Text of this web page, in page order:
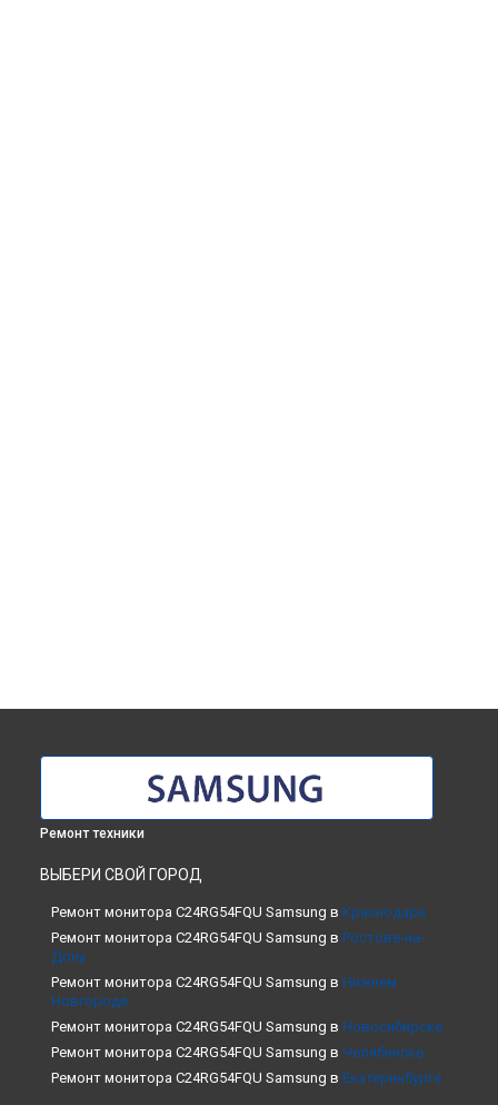
Ремонт техники
ВЫБЕРИ СВОЙ ГОРОД
Ремонт монитора C24RG54FQU Samsung в Краснодаре
Ремонт монитора C24RG54FQU Samsung в Ростове-на-
Дону
Ремонт монитора C24RG54FQU Samsung в Нижнем
Новгороде
Ремонт монитора C24RG54FQU Samsung в Новосибирске
Ремонт монитора C24RG54FQU Samsung в Челябинске
Ремонт монитора C24RG54FQU Samsung в Екатеринбурге